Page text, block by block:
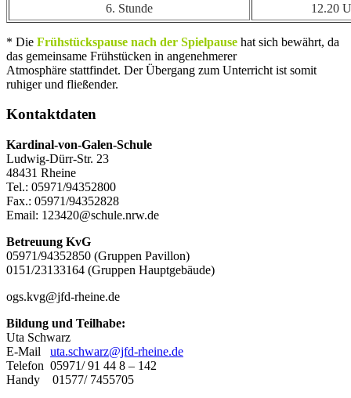
6. Stunde
12.20
* Die Frühstückspause nach der Spielpause hat sich bewährt, da
das gemeinsame Frühstücken in angenehmerer
Atmosphäre stattfindet. Der Übergang zum Unterricht ist somit
ruhiger und fließender.
Kontaktdaten
Kardinal-von-Galen-Schule
Ludwig-Dürr-Str. 23
48431 Rheine
Tel.: 05971/94352800
Fax.: 05971/94352828
Email: 123420@schule.nrw.de
Betreuung KvG
05971/94352850 (Gruppen Pavillon)
0151/23133164 (Gruppen Hauptgebäude)
ogs.kvg@jfd-rheine.de
Bildung und Teilhabe:
Uta Schwarz
E-Mail uta.schwarz@jfd-rheine.de
Telefon 05971/ 91 44 8 – 142
Handy 01577/ 7455705